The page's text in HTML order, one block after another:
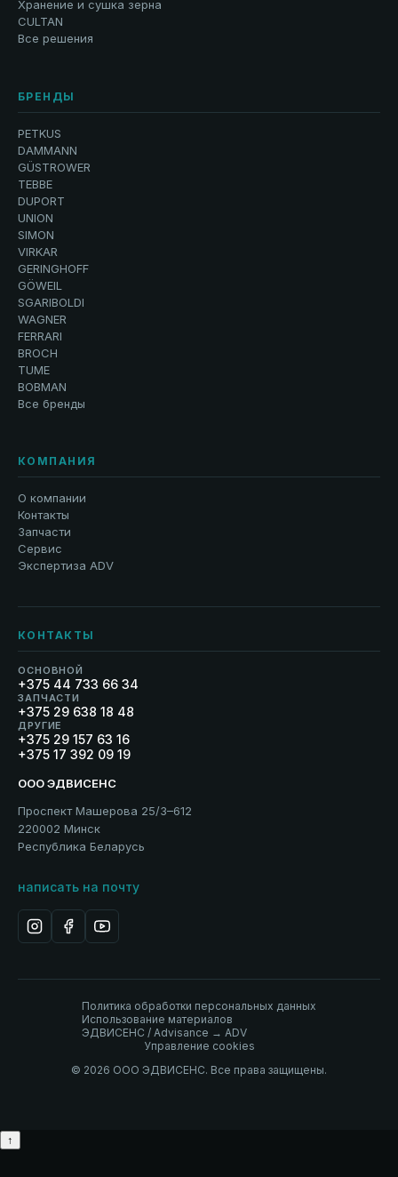
Хранение и сушка зерна
CULTAN
Все решения
БРЕНДЫ
PETKUS
DAMMANN
GÜSTROWER
TEBBE
DUPORT
UNION
SIMON
VIRKAR
GERINGHOFF
GÖWEIL
SGARIBOLDI
WAGNER
FERRARI
BROCH
TUME
BOBMAN
Все бренды
КОМПАНИЯ
О компании
Контакты
Запчасти
Сервис
Экспертиза ADV
КОНТАКТЫ
ОСНОВНОЙ
+375 44 733 66 34
ЗАПЧАСТИ
+375 29 638 18 48
ДРУГИЕ
+375 29 157 63 16
+375 17 392 09 19
ООО ЭДВИСЕНС
Проспект Машерова 25/3–612
220002 Минск
Республика Беларусь
написать на почту
Политика обработки персональных данных
Использование материалов
ЭДВИСЕНС / Advisance → ADV
Управление cookies
© 2026 ООО ЭДВИСЕНС. Все права защищены.
↑